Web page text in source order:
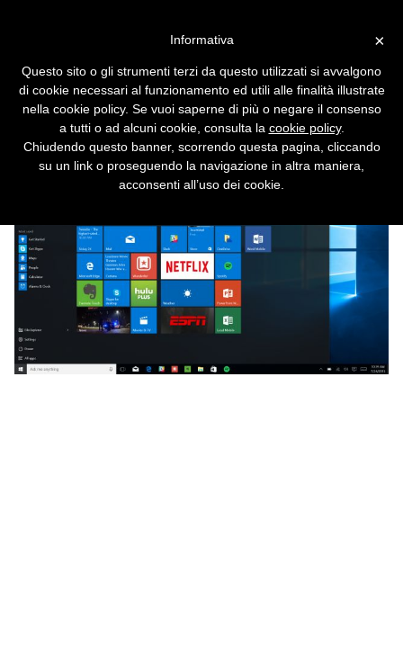
Ci sono degli aggiornamenti del sistema
operativo da scaricare e installare. Cosa fai?
×
Informativa
Questo sito o gli strumenti terzi da questo utilizzati si avvalgono
di cookie necessari al funzionamento ed utili alle finalità illustrate
nella cookie policy. Se vuoi saperne di più o negare il consenso
a tutti o ad alcuni cookie, consulta la cookie policy.
Chiudendo questo banner, scorrendo questa pagina, cliccando
su un link o proseguendo la navigazione in altra maniera,
acconsenti all’uso dei cookie.